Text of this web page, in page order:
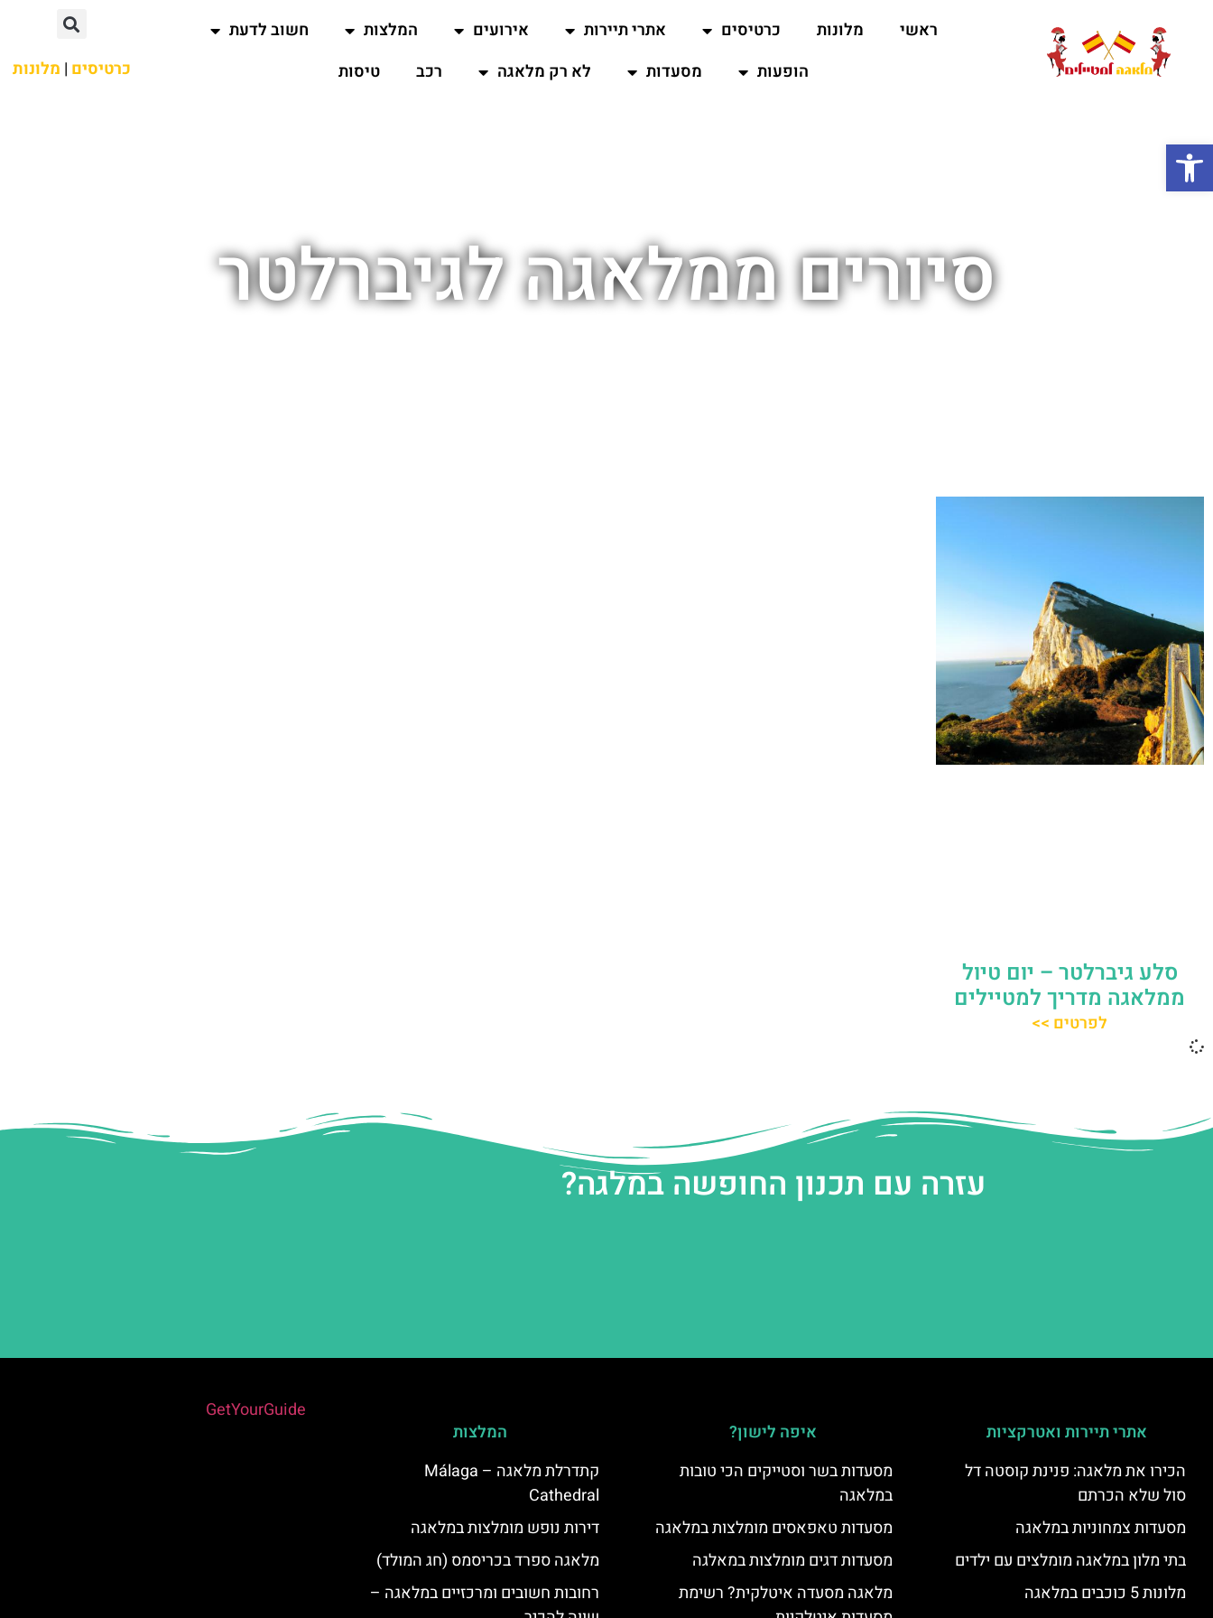
ראשי מלונות כרטיסים אתרי תיירות אירועים המלצות
חשוב לדעת
הופעות
מסעדות לא רק מלאגה רכב טיסות כרטיסים | מלונות
סיורים ממלאגה לגיברלטר
סלע גיברלטר – יום טיול
ממלאגה מדריך למטיילים
לפרטים >>
עזרה עם תכנון החופשה במלגה?
אתרי תיירות ואטרקציות
הכירו את מלאגה: פנינת קוסטה דל
סול שלא הכרתם
מסעדות צמחוניות במלאגה
בתי מלון במלאגה מומלצים עם ילדים
מלונות 5 כוכבים במלאגה
איפה לישון?
מסעדות בשר וסטייקים הכי טובות
במלאגה
מסעדות טאפאסים מומלצות במלאגה
מסעדות דגים מומלצות במאלגה
מלאגה מסעדה איטלקית? רשימת
המלצות
קתדרלת מלאגה – Málaga
Cathedral
דירות נופש מומלצות במלאגה
מלאגה ספרד בכריסמס (חג המולד)
רחובות חשובים ומרכזיים במלאגה –
GetYourGuide
פתח סרגל נגישות